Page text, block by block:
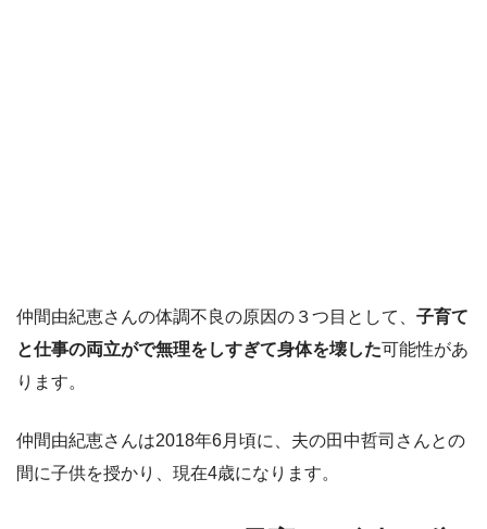
仲間由紀恵さんの体調不良の原因の３つ目として、 子育て
と仕事の両立がで無理をしすぎて身体を壊した可能性があ
ります。
仲間由紀恵さんは2018年6月頃に、夫の田中哲司さんとの
間に子供を授かり、現在4歳になります。